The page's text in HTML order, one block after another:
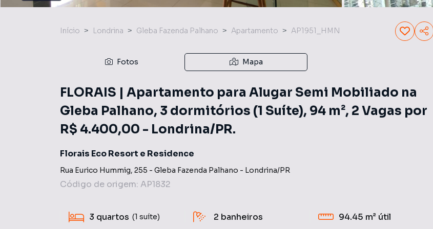
Início Londrina Gleba Fazenda Palhano Apartamento AP1951_HMN
Fotos Mapa
FLORAIS | Apartamento para Alugar Semi Mobiliado na
Gleba Palhano, 3 dormitórios (1 Suíte), 94 m², 2 Vagas por
R$ 4.400,00 - Londrina/PR.
Florais Eco Resort e Residence
Rua Eurico Hummig, 255 - Gleba Fazenda Palhano - Londrina/PR
Código de origem: AP1832
3 quartos (1 suíte) 2 banheiros 94.45 m² útil